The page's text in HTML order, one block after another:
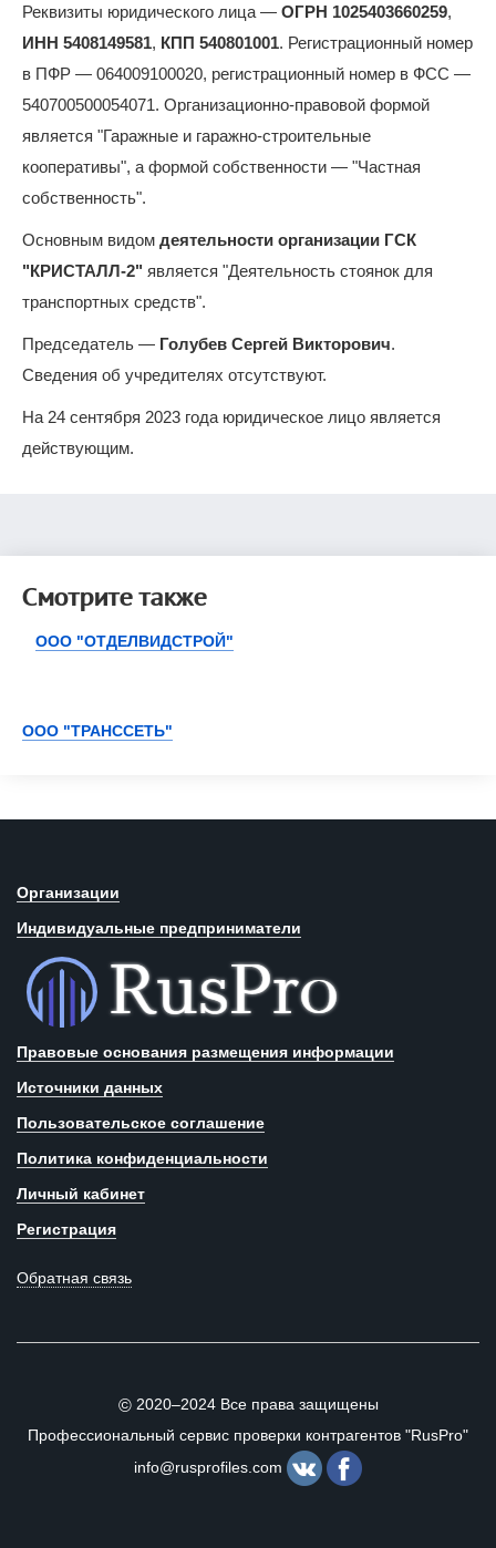
Реквизиты юридического лица — ОГРН 1025403660259,
ИНН 5408149581, КПП 540801001. Регистрационный номер
в ПФР — 064009100020, регистрационный номер в ФСС —
540700500054071. Организационно-правовой формой
является "Гаражные и гаражно-строительные
кооперативы", а формой собственности — "Частная
собственность".
Основным видом деятельности организации ГСК
"КРИСТАЛЛ-2" является "Деятельность стоянок для
транспортных средств".
Председатель — Голубев Сергей Викторович.
Сведения об учредителях отсутствуют.
На 24 сентября 2023 года юридическое лицо является
действующим.
Смотрите также
ООО "ОТДЕЛВИДСТРОЙ"
ООО "ТРАНССЕТЬ"
Организации
Индивидуальные предприниматели
Правовые основания размещения информации
Источники данных
Пользовательское соглашение
Политика конфиденциальности
Личный кабинет
Регистрация
Обратная связь
©2020–2024 Все права защищены
Профессиональный сервис проверки контрагентов "RusPro"
info@rusprofiles.com